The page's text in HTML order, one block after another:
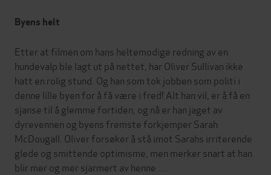
Byens helt
Etter at filmen om hans heltemodige redning av en
hundevalp ble lagt ut på nettet, har Oliver Sullivan ikke
hatt en rolig stund. Og han som tok jobben som politi i
denne lille byen for å få være i fred! Alt han vil, er å få en
sjanse til å glemme fortiden, og nå er han jaget av
dyrevennen og byens fremste forkjemper Sarah
McDougall. Oliver forsøker å stå imot Sarahs irriterende
glede og smittende optimisme, men merker snart at han
blir mer og mer sjarmert av henne …